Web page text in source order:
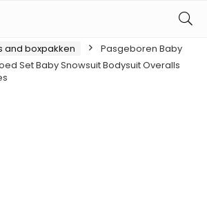
and boxpakken
Pasgeboren Baby
Set Baby Snowsuit Bodysuit Overalls